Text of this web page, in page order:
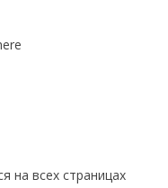
на всех страницах